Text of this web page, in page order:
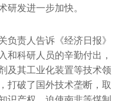
发进一步加快。
责人告诉《经济日报》
和科研人员的辛勤付出，
及其工业化装置等技术领
打破了国外技术垄断，取